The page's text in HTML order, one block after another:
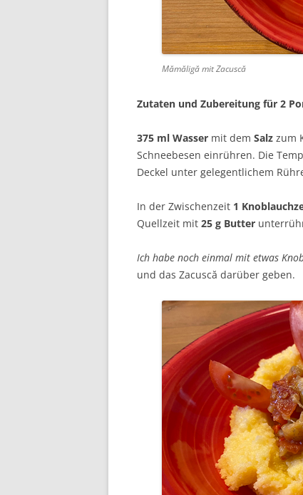
Mămăligă mit Zacuscă
Zutaten und Zubereitung für 2
375 ml Wasser mit dem Salz zum
Schneebesen einrühren. Die
Deckel unter gelegentlichem
In der Zwischenzeit 1
Quellzeit mit 25 g Butter
Ich habe noch einmal mit etwas
und das Zacuscă darüber geben.